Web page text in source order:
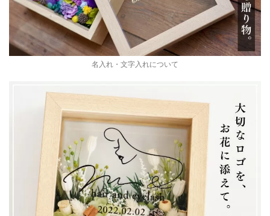
名入れ・文字入れについて